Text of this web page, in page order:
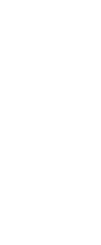
abgegeben